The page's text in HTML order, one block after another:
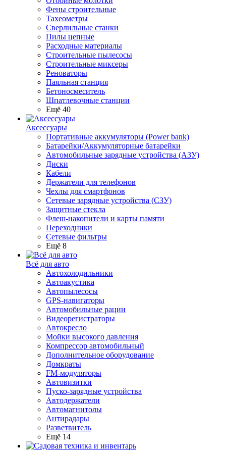
Фены строительные
Тахеометры
Сверлильные станки
Пилы цепные
Расходные материалы
Строительные пылесосы
Строительные миксеры
Реноваторы
Паяльная станция
Бетоносмеситель
Шпатлевочные станции
Ещё 40
Аксессуары
Портативные аккумуляторы (Power bank)
Батарейки/Аккумуляторные батарейки
Автомобильные зарядные устройства (АЗУ)
Диски
Кабели
Держатели для телефонов
Чехлы для смартфонов
Сетевые зарядные устройства (СЗУ)
Защитные стекла
Флеш-накопители и карты памяти
Переходники
Сетевые фильтры
Ещё 8
Всё для авто
Автохолодильники
Автоакустика
Автопылесосы
GPS-навигаторы
Автомобильные рации
Видеорегистраторы
Автокресло
Мойки высокого давления
Компрессор автомобильный
Дополнительное оборудование
Домкраты
FM-модуляторы
Автовизитки
Пуско-зарядные устройства
Автодержатели
Автомагнитолы
Антирадары
Разветвитель
Ещё 14